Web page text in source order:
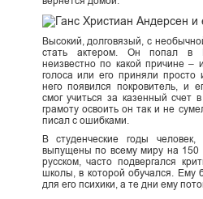
Высокий, долговязый, с
стать актером. Он попал в
неизвестно по какой причине –
голоса или его приняли просто
него появился покровитель, и
смог учиться за казенный счет
грамоту освоить он так и не
писал с ошибками.
В студенческие годы
выпущены по всему миру на 150
русском, часто подвергался
школы, в которой обучался. Ему
для его психики, а те дни ему